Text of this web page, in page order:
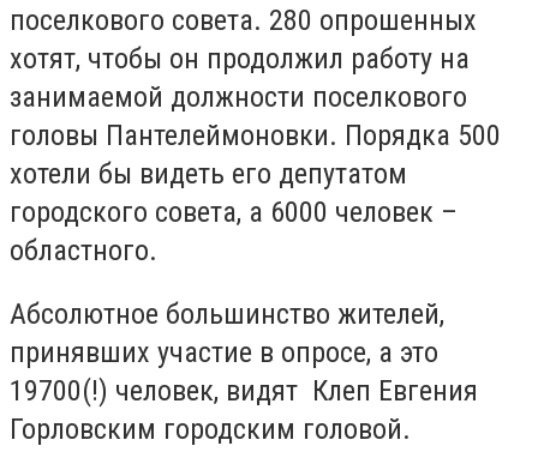
поселкового совета. 280 опрошенных
хотят, чтобы он продолжил работу на
занимаемой должности поселкового
головы Пантелеймоновки. Порядка 500
хотели бы видеть его депутатом
городского совета, а 6000 человек –
областного.
Абсолютное большинство жителей,
принявших участие в опросе, а это
19700(!) человек, видят Клеп Евгения
Горловским городским головой.